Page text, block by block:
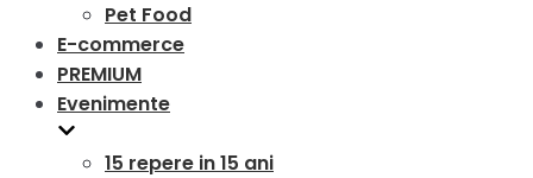
Pet Food
E-commerce
PREMIUM
Evenimente
15 repere in 15 ani